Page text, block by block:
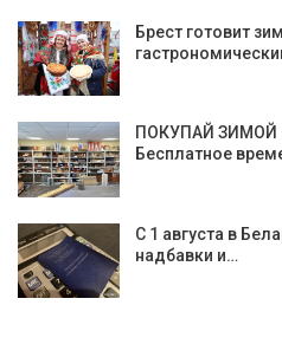
Брест готовит
ПОКУПАЙ ЗИМОЙ
Бесплатное
С 1 августа в
надбавки и…